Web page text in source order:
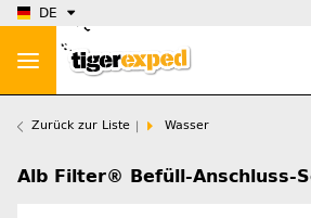
DE
Zurück zur Liste Wasser
Alb Filter® Befüll-Anschluss-